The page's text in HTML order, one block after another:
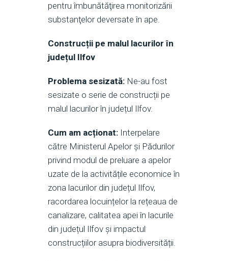
pentru îmbunătăţirea monitorizării
substanţelor deversate în ape.
Construcții pe malul lacurilor în
județul Ilfov
Problema sesizată: Ne-au fost
sesizate o serie de construcții pe
malul lacurilor în județul Ilfov.
Cum am acționat: Interpelare
către Ministerul Apelor și Pădurilor
privind modul de preluare a apelor
uzate de la activitățile economice în
zona lacurilor din județul Ilfov,
racordarea locuințelor la rețeaua de
canalizare, calitatea apei în lacurile
din județul Ilfov și impactul
construcțiilor asupra biodiversității.